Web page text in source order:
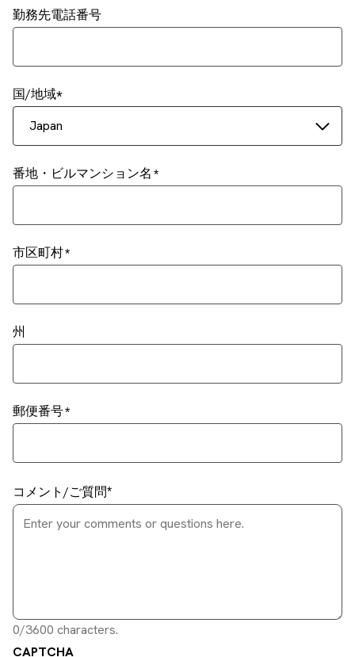
勤務先電話番号
国/地域
Japan
番地・ビルマンション名
市区町村
州
郵便番号
コメント/ご質問
0/3600 characters.
CAPTCHA